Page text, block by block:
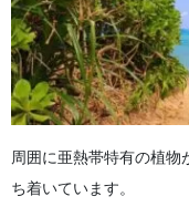
周囲に亜熱帯特有の植
ち着いています。